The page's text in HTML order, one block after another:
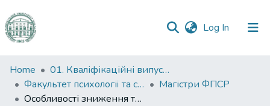
Log In (current)
Communities
&
Collections
Home
01. Кваліфікаційні випускні роботи здобувачів вищої освіти
Факультет психології та соціальної роботи
Магістри ФПСР
Особливості зниження тривоги і страху на дитячому стоматологічному прийомі